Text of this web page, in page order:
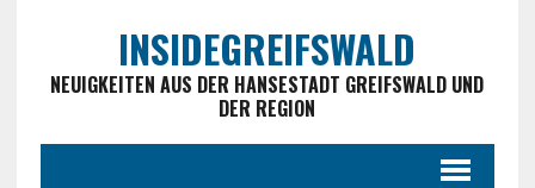
INSIDEGREIFSWALD
NEUIGKEITEN AUS DER HANSESTADT GREIFSWALD UND
DER REGION